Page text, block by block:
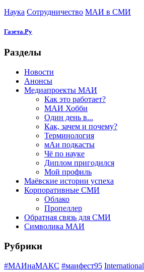
Наука Сотрудничество МАИ в СМИ
Газета.Ру
Разделы
Новости
Анонсы
Медиапроекты МАИ
Как это работает?
МАИ Хобби
Один день в...
Как, зачем и почему?
Терминология
мАи подкасты
Чё по науке
Диплом пригодился
Мой профиль
Маёвские истории успеха
Корпоративные СМИ
Облако
Пропеллер
Обратная связь для СМИ
Символика МАИ
Рубрики
#МАИнаМАКС #маифест95 International